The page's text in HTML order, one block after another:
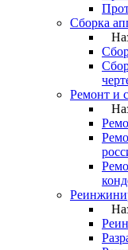
Сборка
Ремонт и